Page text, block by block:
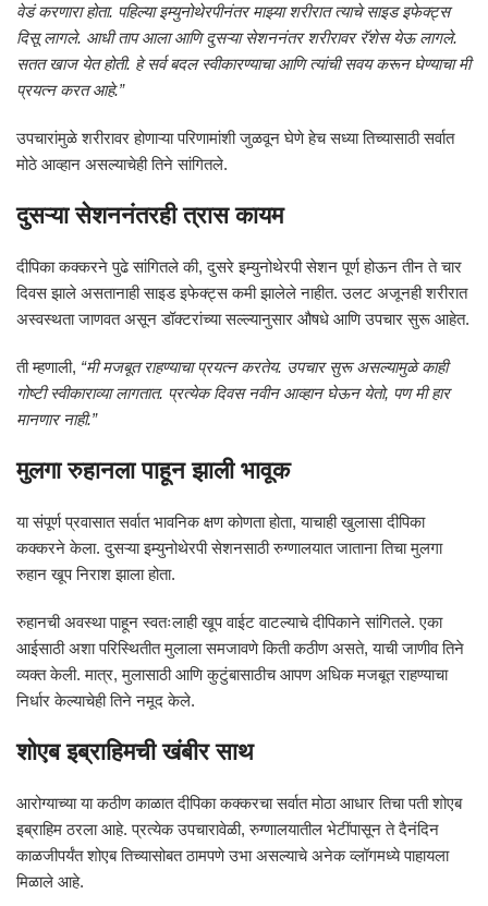
वेडं करणारा होता. पहिल्या इम्युनोथेरपीनंतर माझ्या शरीरात त्याचे साइड इफेक्ट्स
दिसू लागले. आधी ताप आला आणि दुसऱ्या सेशननंतर शरीरावर रॅशेस येऊ लागले.
सतत खाज येत होती. हे सर्व बदल स्वीकारण्याचा आणि त्यांची सवय करून घेण्याचा मी
प्रयत्न करत आहे.”
उपचारांमुळे शरीरावर होणाऱ्या परिणामांशी जुळवून घेणे हेच सध्या तिच्यासाठी सर्वात
मोठे आव्हान असल्याचेही तिने सांगितले.
दुसऱ्या सेशननंतरही त्रास कायम
दीपिका कक्करने पुढे सांगितले की, दुसरे इम्युनोथेरपी सेशन पूर्ण होऊन तीन ते चार
दिवस झाले असतानाही साइड इफेक्ट्स कमी झालेले नाहीत. उलट अजूनही शरीरात
अस्वस्थता जाणवत असून डॉक्टरांच्या सल्ल्यानुसार औषधे आणि उपचार सुरू आहेत.
ती म्हणाली, “मी मजबूत राहण्याचा प्रयत्न करतेय. उपचार सुरू असल्यामुळे काही
गोष्टी स्वीकाराव्या लागतात. प्रत्येक दिवस नवीन आव्हान घेऊन येतो, पण मी हार
मानणार नाही.”
मुलगा रुहानला पाहून झाली भावूक
या संपूर्ण प्रवासात सर्वात भावनिक क्षण कोणता होता, याचाही खुलासा दीपिका
कक्करने केला. दुसऱ्या इम्युनोथेरपी सेशनसाठी रुग्णालयात जाताना तिचा मुलगा
रुहान खूप निराश झाला होता.
रुहानची अवस्था पाहून स्वतःलाही खूप वाईट वाटल्याचे दीपिकाने सांगितले. एका
आईसाठी अशा परिस्थितीत मुलाला समजावणे किती कठीण असते, याची जाणीव तिने
व्यक्त केली. मात्र, मुलासाठी आणि कुटुंबासाठीच आपण अधिक मजबूत राहण्याचा
निर्धार केल्याचेही तिने नमूद केले.
शोएब इब्राहिमची खंबीर साथ
आरोग्याच्या या कठीण काळात दीपिका कक्करचा सर्वात मोठा आधार तिचा पती शोएब
इब्राहिम ठरला आहे. प्रत्येक उपचारावेळी, रुग्णालयातील भेटींपासून ते दैनंदिन
काळजीपर्यंत शोएब तिच्यासोबत ठामपणे उभा असल्याचे अनेक व्लॉगमध्ये पाहायला
मिळाले आहे.